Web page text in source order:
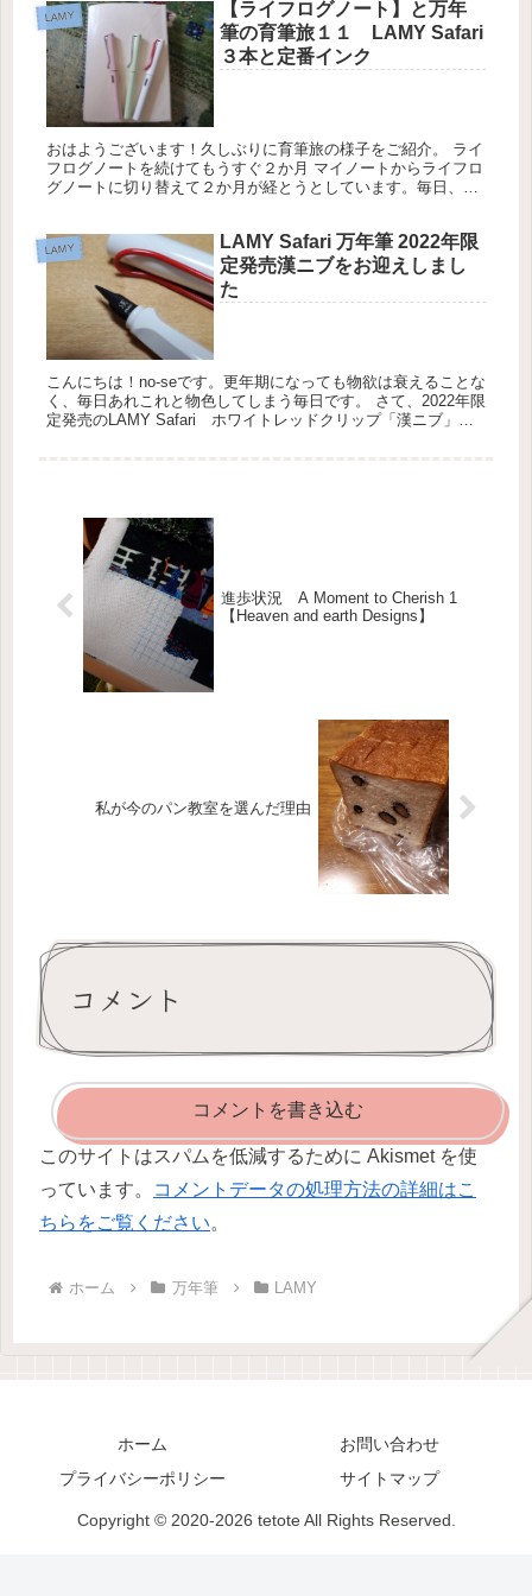
LAMY
【ライフログノート】と万年
筆の育筆旅１１ LAMY Safari
３本と定番インク
おはようございます！久しぶりに育筆旅の様子をご紹介。 ライ
フログノートを続けてもうすぐ２か月 マイノートからライフロ
グノートに切り替えて２か月が経とうとしています。毎日、少
LAMY
LAMY Safari 万年筆 2022年限
定発売漢ニブをお迎えしまし
た
こんにちは！no-seです。更年期になっても物欲は衰えることな
く、毎日あれこれと物色してしまう毎日です。 さて、2022年限
定発売のLAMY Safari ホワイトレッドクリップ「漢ニブ」を
進歩状況 A Moment to Cherish 1
【Heaven and earth Designs】
私が今のパン教室を選んだ理由
コメント
コメントを書き込む
このサイトはスパムを低減するために Akismet を使
っています。
コメントデータの処理方法の詳細はこ
ちらをご覧ください。
ホーム 万年筆 LAMY
ホーム
お問い合わせ
プライバシーポリシー
サイトマップ
Copyright © 2020-2026 tetote All Rights Reserved.